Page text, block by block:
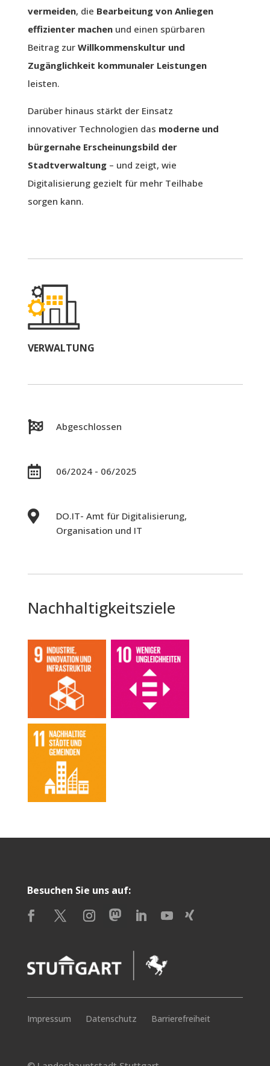
vermeiden, die Bearbeitung von Anliegen
effizienter machenund einen spürbaren
Beitrag zur Willkommenskultur und
Zugänglichkeit kommunaler Leistungen
leisten.
Darüber hinaus stärkt der Einsatz
innovativer Technologien das moderne und
bürgernahe Erscheinungsbild der
Stadtverwaltung– und zeigt, wie
Digitalisierung gezielt für mehr Teilhabe
sorgen kann.
VERWALTUNG
 Abgeschlossen
 06/2024 - 06/2025

DO.IT- Amt für Digitalisierung,
Organisation und IT
Nachhaltigkeitsziele
Besuchen Sie uns auf:
Impressum Datenschutz Barrierefreiheit